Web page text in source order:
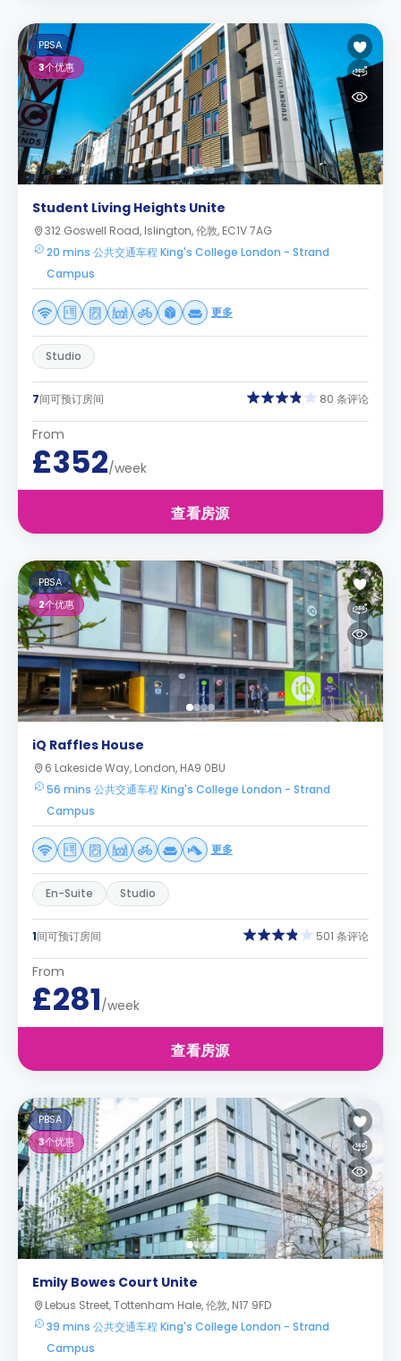
PBSA
3个优惠
Student Living Heights Unite
312 Goswell Road, Islington, 伦敦, EC1V 7AG
20 mins 公共交通车程 King's College London - Strand
Campus
更多
Studio
7间可预订房间 80 条评论
From
£352/week
查看房源
PBSA
2个优惠
iQ Raffles House
6 Lakeside Way, London, HA9 0BU
56 mins 公共交通车程 King's College London - Strand
Campus
更多
En-Suite Studio
1间可预订房间 501 条评论
From
£281/week
查看房源
PBSA
3个优惠
Emily Bowes Court Unite
Lebus Street, Tottenham Hale, 伦敦, N17 9FD
39 mins 公共交通车程 King's College London - Strand
Campus